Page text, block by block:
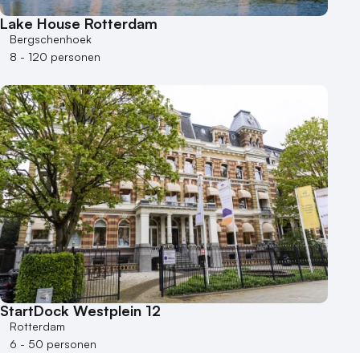
Lake House Rotterdam
Bergschenhoek
8 - 120 personen
StartDock Westplein 12
Rotterdam
6 - 50 personen